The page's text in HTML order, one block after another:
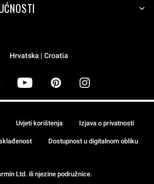
Hrvatska | Croatia
Ltd. ili njezine podružnice.
Uvjeti korištenja Izjava o privatnosti
Dostupnost u digitalnom obliku